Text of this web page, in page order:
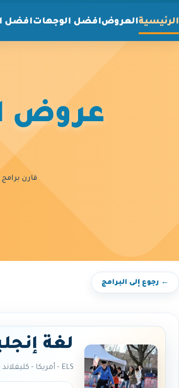
الرئيسيةالعروضافضل الوجهاتافضل
عروض
قارن
← رجوع إلى البرامج
لغة
ELS - أمريكا - كليفلاند - أوهايو